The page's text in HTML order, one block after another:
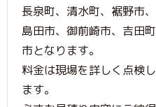
長泉町、清水町、裾野市
島田市、御前崎市、吉田
市となります。
料金は現場を詳しく点検
ます。